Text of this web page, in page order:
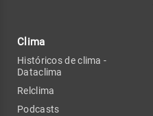
Clima
Históricos de clima -
Dataclima
Relclima
Podcasts